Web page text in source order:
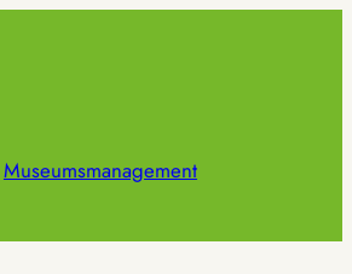
Museumsmanagement